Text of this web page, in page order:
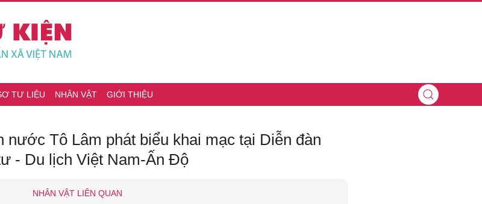
TƯ LIỆU NHÂN VẬT GIỚI THIỆU
nước Tô Lâm phát biểu khai mạc tại Diễn đàn
- Du lịch Việt Nam-Ấn Độ
NHÂN VẬT LIÊN QUAN